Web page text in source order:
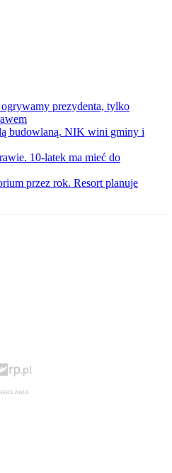
prezydenta, tylko
budowlaną. NIK wini gminy i
10-latek ma mieć do
przez rok. Resort planuje